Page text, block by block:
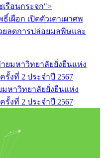
เรือนกระจก">
ผือก เปิดตัวเตาเผาศพ
ยลดการปล่อยมลพิษและ
หาวิทยาลัยยั่งยืนแห่ง
รั้งที่ 2 ประจำปี 2567